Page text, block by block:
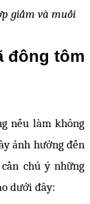
giấm và muối
đông tôm
nếu làm không
ảnh hưởng đến
chú ý những
dưới đây: